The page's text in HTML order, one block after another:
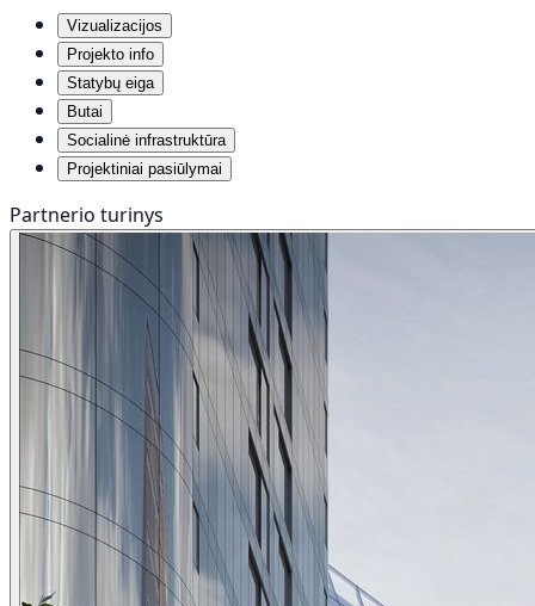
Vizualizacijos
Projekto info
Statybų eiga
Butai
Socialinė infrastruktūra
Projektiniai pasiūlymai
Partnerio turinys